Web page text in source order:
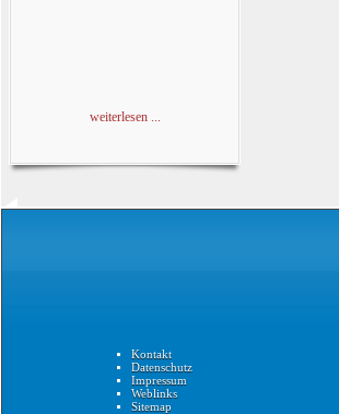
weiterlesen ...
Kontakt
Datenschutz
Impressum
Weblinks
Sitemap